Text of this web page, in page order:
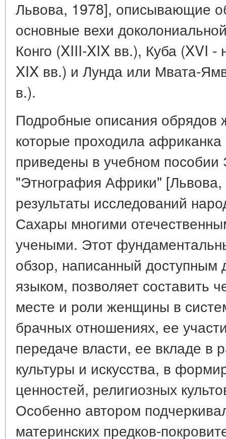
Львова, 1978], описывающие
основные вехи
Конго (XIII-XIX вв.), Куба (XVI
XIX вв.) и Лунда или Мвата-
в.).
Подробные описания обрядов
которые проходила
приведены в учебном
"Этнография Африки"
результаты исследований
Сахары многими
учеными. Этот
обзор, написанный доступным
языком, позволяет составить
месте и роли женщины в
брачных отношениях, ее
передаче власти, ее вкладе в
культуры и искусства, в
ценностей, религиозных
Особенно автором
материнских предков-